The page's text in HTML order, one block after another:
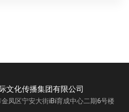
文化传播集团有限公司
凤区宁安大街iBi育成中心二期6号楼